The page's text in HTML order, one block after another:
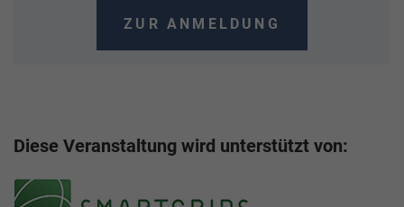
ZUR ANMELDUNG
Diese Veranstaltung wird unterstützt von: